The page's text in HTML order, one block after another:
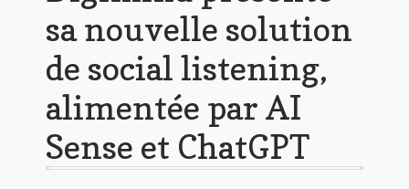
sa nouvelle solution
de social listening,
alimentée par AI
Sense et ChatGPT